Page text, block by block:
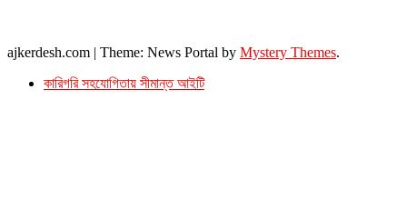
ajkerdesh.com | Theme: News Portal by Mystery Themes.
কারিগরি সহযোগিতায় সীমান্ত আইটি